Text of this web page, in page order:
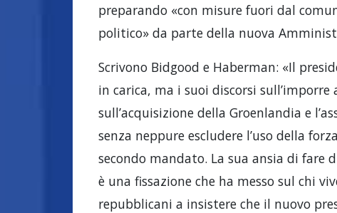
preparando «con misure fuori dal
politico» da parte della nuova
Scrivono Bidgood e Haberman: «Il
in carica, ma i suoi discorsi
sull’acquisizione della Groenlandia e
senza neppure escludere l’uso della
secondo mandato. La sua ansia di fare
è una fissazione che ha messo sul chi
repubblicani a insistere che il nuovo